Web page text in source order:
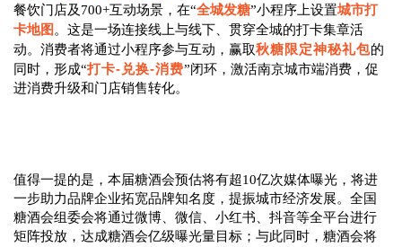
餐饮门店及700+互动场景，在“全城发糖”小程序上设置城市打
卡地图。这是一场连接线上与线下、贯穿全城的打卡集章活
动。消费者将通过小程序参与互动，赢取秋糖限定神秘礼包的
同时，形成“打卡-兑换-消费”闭环，激活南京城市端消费，促
进消费升级和门店销售转化。
值得一提的是，本届糖酒会预估将有超10亿次媒体曝光，将进
一步助力品牌企业拓宽品牌知名度，提振城市经济发展。全国
糖酒会组委会将通过微博、微信、小红书、抖音等全平台进行
矩阵投放，达成糖酒会亿级曝光量目标；与此同时，糖酒会将